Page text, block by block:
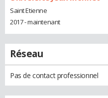
Saint Etienne
2017 - maintenant
Réseau
Pas de contact professionnel